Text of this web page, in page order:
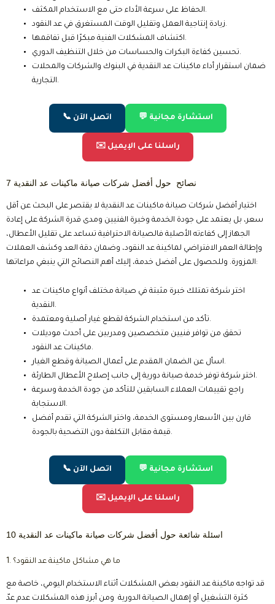
الحفاظ على سرعة الأداء حتى مع الاستخدام المكثف.
زيادة إنتاجية العمل وتقليل الوقت المستغرق في عد النقود.
اكتشاف المشكلات الفنية مبكرًا قبل تفاقمها.
تحسين كفاءة البكرات والحساسات من خلال التنظيف الدوري.
ضمان استقرار أداء ماكينات عد النقدية في البنوك والشركات والمحلات
التجارية.
📞 اتصل الآن 💬 استشارة مجانية
✉️ راسلنا على الإيميل
اختيار أفضل شركات صيانة ماكينات عد النقدية لا يقتصر على البحث عن أقل
سعر، بل يعتمد على جودة الخدمة وخبرة الفنيين ومدى قدرة الشركة على إعادة
الجهاز إلى كفاءته الأصلية فالصيانة الاحترافية تساعد على تقليل الأعطال،
وإطالة العمر الافتراضي لماكينة عد النقود، وضمان دقة العد وكشف العملات
المزورة. وللحصول على أفضل خدمة، إليك أهم النصائح التي ينبغي مراعاتها:
اختر شركة تمتلك خبرة مثبتة في صيانة مختلف أنواع ماكينات عد
النقدية.
تأكد من استخدام الشركة لقطع غيار أصلية ومعتمدة.
تحقق من توافر فنيين متخصصين ومدربين على أحدث موديلات
ماكينات عد النقود.
اسأل عن الضمان المقدم على أعمال الصيانة وقطع الغيار.
اختر شركة توفر خدمة صيانة دورية إلى جانب إصلاح الأعطال الطارئة.
راجع تقييمات العملاء السابقين للتأكد من جودة الخدمة وسرعة
الاستجابة.
قارن بين الأسعار ومستوى الخدمة، واختر الشركة التي تقدم أفضل
قيمة مقابل التكلفة دون التضحية بالجودة.
📞 اتصل الآن 💬 استشارة مجانية
✉️ راسلنا على الإيميل
1. ما هي مشاكل ماكينة عد النقود؟
قد تواجه ماكينة عد النقود بعض المشكلات أثناء الاستخدام اليومي، خاصة مع
كثرة التشغيل أو إهمال الصيانة الدورية ومن أبرز هذه المشكلات عدم عدّ